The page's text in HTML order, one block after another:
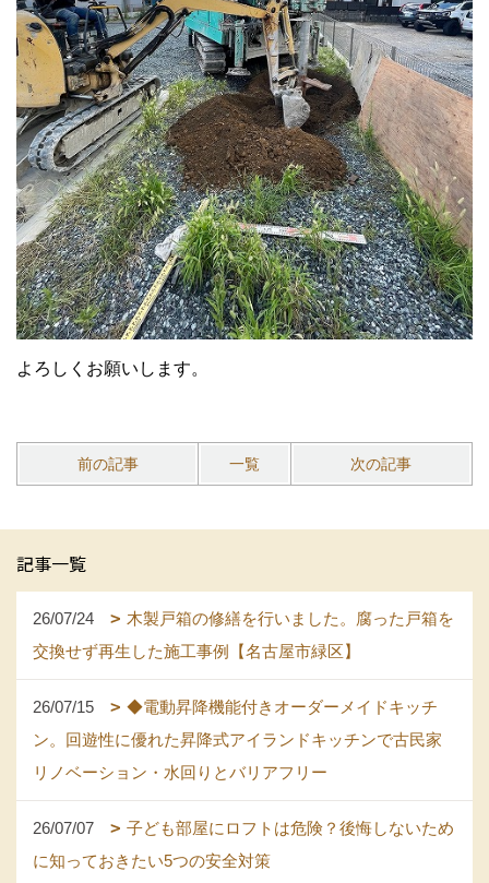
よろしくお願いします。
前の記事 一覧 次の記事
記事一覧
26/07/24
木製戸箱の修繕を行いました。腐った戸箱を
交換せず再生した施工事例【名古屋市緑区】
26/07/15
◆電動昇降機能付きオーダーメイドキッチ
ン。回遊性に優れた昇降式アイランドキッチンで古民家
リノベーション・水回りとバリアフリー
26/07/07
子ども部屋にロフトは危険？後悔しないため
に知っておきたい5つの安全対策